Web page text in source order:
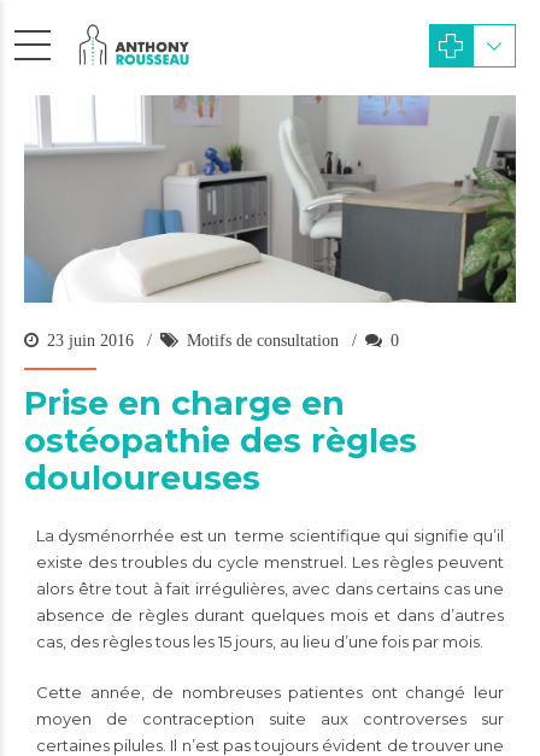
23 juin 2016 Motifs de consultation 0
Prise en charge en
ostéopathie des règles
douloureuses
La dysménorrhée est un terme scientifique qui signifie qu’il
existe des troubles du cycle menstruel. Les règles peuvent
alors être tout à fait irrégulières, avec dans certains cas une
absence de règles durant quelques mois et dans d’autres
cas, des règles tous les 15 jours, au lieu d’une fois par mois.
Cette année, de nombreuses patientes ont changé leur
moyen de contraception suite aux controverses sur
certaines pilules. Il n’est pas toujours évident de trouver une